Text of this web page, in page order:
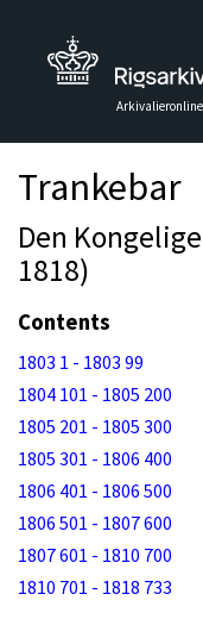
Arkivalieronline
Trankebar
Den
1818)
Contents
1803 1 - 1803 99
1804 101 - 1805 200
1805 201 - 1805 300
1805 301 - 1806 400
1806 401 - 1806 500
1806 501 - 1807 600
1807 601 - 1810 700
1810 701 - 1818 733